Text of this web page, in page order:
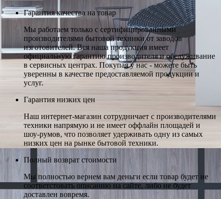
Гарантия качества на товар
Мы работаем только с сертифицированными
производителями бытовой техники от заводов
изготовителей. Вся наша продукция имеет
официальную гарантию производителя и обслуживание
в сервисных центрах. Покупая у нас - можете быть
уверенны в качестве предоставляемой продукции и
услуг.
Гарантия низких цен
Наш интернет-магазин сотрудничает с производителями
техники напрямую и не имеет оффлайн площадей и
шоу-румов, что позволяет удерживать одну из самых
низких цен на рынке бытовой техники.
Полный возврат стоимости
Мы полностью вернем вам деньги если товар будет не
соответстовать описанию на сайте, либо не будет
доставлен вовремя.